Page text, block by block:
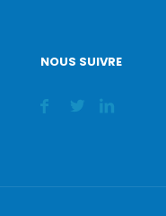
NOUS SUIVRE